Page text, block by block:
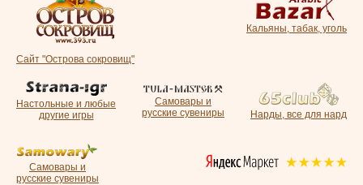
Сайт "Острова сокровищ"
Кальяны, табак, уголь
Настольные и любые
другие игры
Самовары и
русские сувениры
Нарды, все для нард
Самовары и
русские сувениры